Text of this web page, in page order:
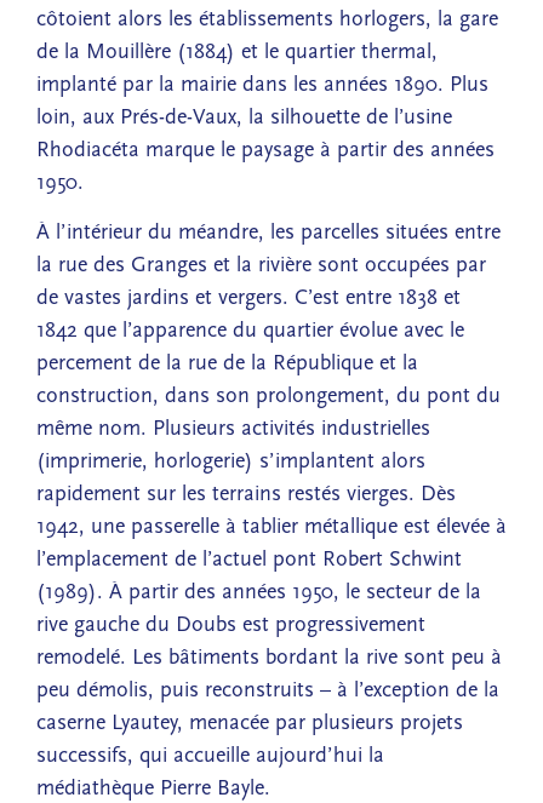
côtoient alors les établissements horlogers, la gare
de la Mouillère (1884) et le quartier thermal,
implanté par la mairie dans les années 1890. Plus
loin, aux Prés-de-Vaux, la silhouette de l’usine
Rhodiacéta marque le paysage à partir des années
1950.
À l’intérieur du méandre, les parcelles situées entre
la rue des Granges et la rivière sont occupées par
de vastes jardins et vergers. C’est entre 1838 et
1842 que l’apparence du quartier évolue avec le
percement de la rue de la République et la
construction, dans son prolongement, du pont du
même nom. Plusieurs activités industrielles
(imprimerie, horlogerie) s’implantent alors
rapidement sur les terrains restés vierges. Dès
1942, une passerelle à tablier métallique est élevée à
l’emplacement de l’actuel pont Robert Schwint
(1989). À partir des années 1950, le secteur de la
rive gauche du Doubs est progressivement
remodelé. Les bâtiments bordant la rive sont peu à
peu démolis, puis reconstruits – à l’exception de la
caserne Lyautey, menacée par plusieurs projets
successifs, qui accueille aujourd’hui la
médiathèque Pierre Bayle.